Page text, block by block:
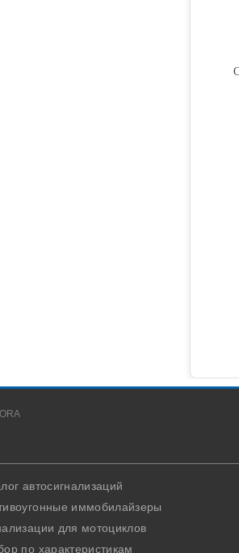
автосигнализаций
иммобилайзеры
для мотоциклов
по характеристикам